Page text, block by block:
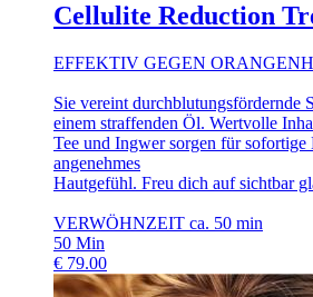
Cellulite Reduction
EFFEKTIV GEGEN
Sie vereint durchblutungsfördernde
einem straffenden Öl. Wertvolle
Tee und Ingwer sorgen für sofortige
angenehmes
Hautgefühl. Freu dich auf sichtbar
VERWÖHNZEIT ca. 50 min
50 Min
€ 79.00